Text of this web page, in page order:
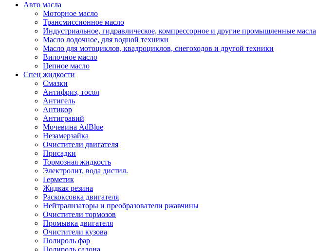
Авто масла
Моторное масло
Трансмиссионное масло
Индустриальное, гидравлическое, компрессорное и другие промышленные масла
Масло лодочное, для водной техники
Масло для мотоциклов, квадроциклов, снегоходов и другой техники
Вилочное масло
Цепное масло
Спец жидкости
Смазки
Антифриз, тосол
Антигель
Антикор
Антигравий
Мочевина AdBlue
Незамерзайка
Очистители двигателя
Присадки
Тормозная жидкость
Электролит, вода дистил.
Герметик
Жидкая резина
Раскоксовка двигателя
Нейтрализаторы и преобразователи ржавчины
Очистители тормозов
Промывка двигателя
Очистители кузова
Полироль фар
Полироль салона